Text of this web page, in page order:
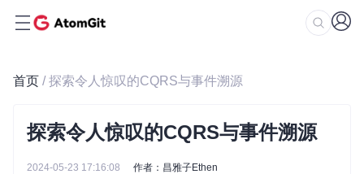
首页 / 探索令人惊叹的CQRS与事件溯源
探索令人惊叹的CQRS与事件溯源
2024-05-23 17:16:08 作者：昌雅子Ethen